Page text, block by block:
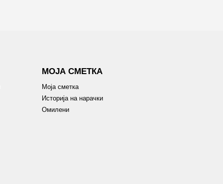
МОЈА СМЕТКА
Моја сметка
Историја на нарачки
Омилени